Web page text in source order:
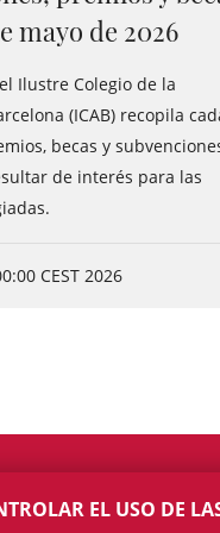
mayo de 2026
Ilustre Colegio de la
(ICAB) recopila
becas y
de interés para las
CEST 2026
EL USO DE